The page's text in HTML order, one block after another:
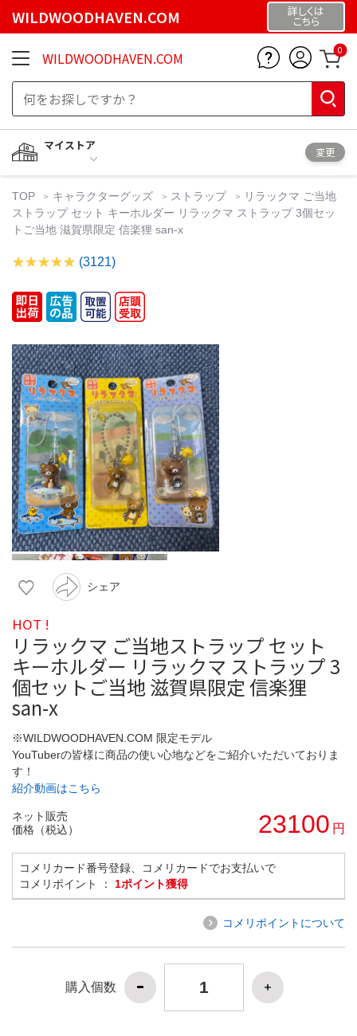
WILDWOODHAVEN.COM 詳しくは
こちら
WILDWOODHAVEN.COM 0
マイストア
変更
TOP キャラクターグッズ ストラップ
リラックマ ご当地
ストラップ セット キーホルダー リラックマ ストラップ 3個セッ
トご当地 滋賀県限定 信楽狸 san-x
(3121)
シェア
HOT !
リラックマ ご当地ストラップ セット
キーホルダー リラックマ ストラップ 3
個セットご当地 滋賀県限定 信楽狸
san-x
※WILDWOODHAVEN.COM 限定モデル
YouTuberの皆様に商品の使い心地などをご紹介いただいておりま
す！
紹介動画はこちら
ネット販売
価格（税込）
23100 円
コメリカード番号登録、コメリカードでお支払いで
コメリポイント ： 1ポイント獲得
コメリポイントについて
購入個数